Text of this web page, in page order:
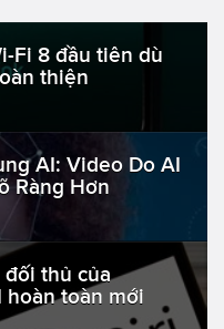
Fi 8 đầu tiên dù
thiện
AI: Video Do AI
Ràng Hơn
thủ của
hoàn toàn mới